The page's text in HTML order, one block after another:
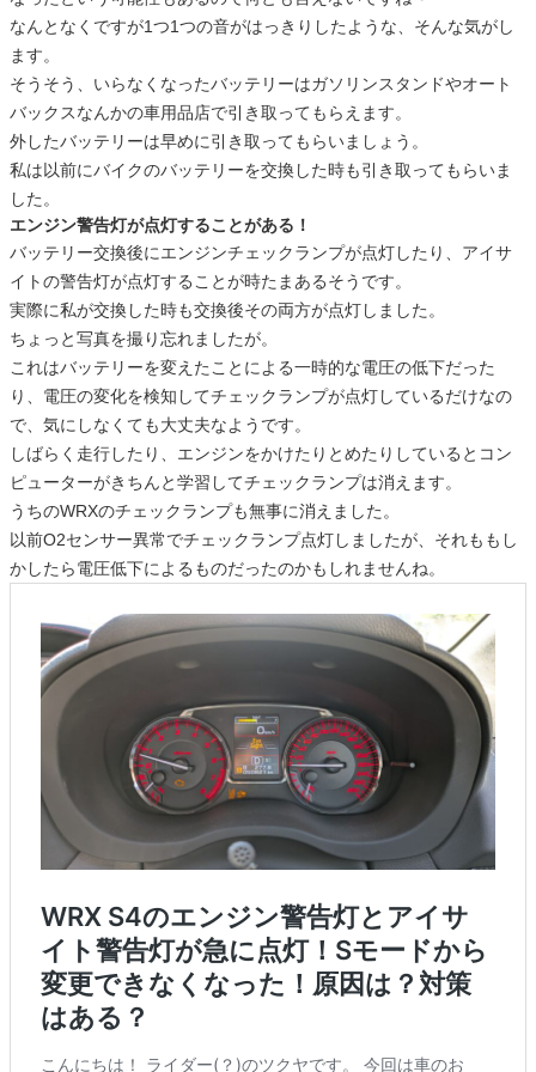
なんとなくですが1つ1つの音がはっきりしたような、そんな気がし
ます。
そうそう、いらなくなったバッテリーはガソリンスタンドやオート
バックスなんかの車用品店で引き取ってもらえます。
外したバッテリーは早めに引き取ってもらいましょう。
私は以前にバイクのバッテリーを交換した時も引き取ってもらいま
した。
エンジン警告灯が点灯することがある！
バッテリー交換後にエンジンチェックランプが点灯したり、アイサ
イトの警告灯が点灯することが時たまあるそうです。
実際に私が交換した時も交換後その両方が点灯しました。
ちょっと写真を撮り忘れましたが。
これはバッテリーを変えたことによる一時的な電圧の低下だった
り、電圧の変化を検知してチェックランプが点灯しているだけなの
で、気にしなくても大丈夫なようです。
しばらく走行したり、エンジンをかけたりとめたりしているとコン
ピューターがきちんと学習してチェックランプは消えます。
うちのWRXのチェックランプも無事に消えました。
以前O2センサー異常でチェックランプ点灯しましたが、それももし
かしたら電圧低下によるものだったのかもしれませんね。